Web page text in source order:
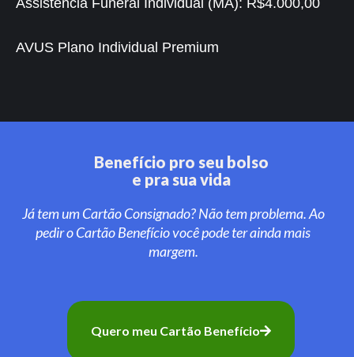
AVUS Plano Individual Premium
Benefício pro seu bolso
e pra sua vida
Já tem um Cartão Consignado? Não tem problema. Ao
pedir o Cartão Benefício você pode ter ainda mais
margem.
Quero meu Cartão Benefício